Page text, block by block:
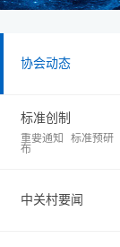
协会动态
标准创制
重要通知 标准预研
布
中关村要闻